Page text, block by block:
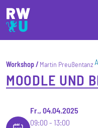
Direkt zum Inhalt
Direkt zur Hauptnavigation
Direkt zum Fußbereich
Workshop Martin Preußentanz
MOODLE UND
Fr., 04.04.2025
09:00
13:00